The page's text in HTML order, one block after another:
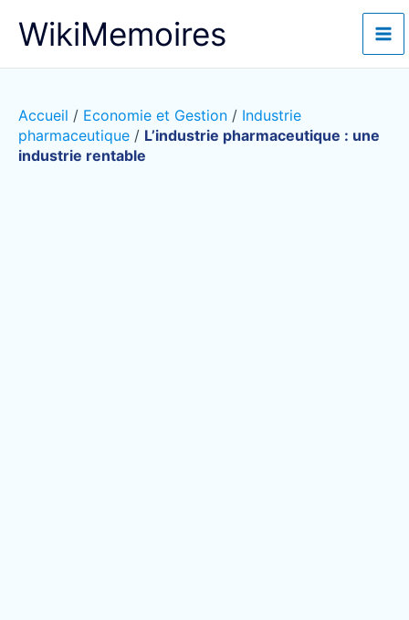
WikiMemoires
Accueil / Economie et Gestion / Industrie
pharmaceutique / L’industrie pharmaceutique : une
industrie rentable